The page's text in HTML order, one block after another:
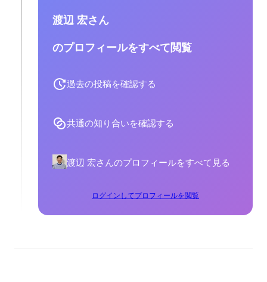
渡辺 宏さん
のプロフィールをすべて閲覧
過去の投稿を確認する
共通の知り合いを確認する
渡辺 宏さんのプロフィールをすべて見る
ログインしてプロフィールを閲覧